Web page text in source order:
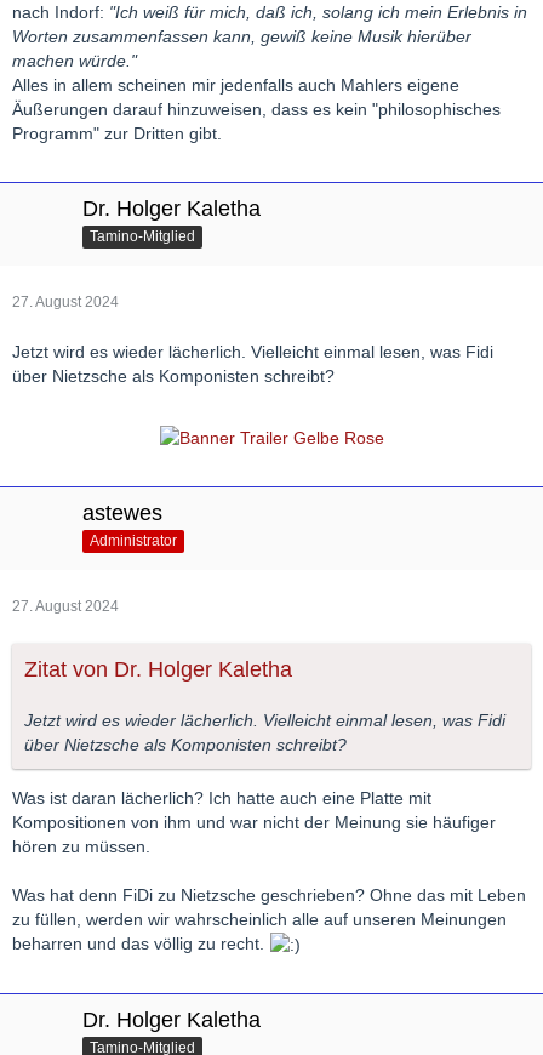
nach Indorf: "Ich weiß für mich, daß ich, solang ich mein Erlebnis in
Worten zusammenfassen kann, gewiß keine Musik hierüber
machen würde."
Alles in allem scheinen mir jedenfalls auch Mahlers eigene
Äußerungen darauf hinzuweisen, dass es kein "philosophisches
Programm" zur Dritten gibt.
Dr. Holger Kaletha
Tamino-Mitglied
27. August 2024
Jetzt wird es wieder lächerlich. Vielleicht einmal lesen, was Fidi
über Nietzsche als Komponisten schreibt?
astewes
Administrator
27. August 2024
Zitat von Dr. Holger Kaletha
Jetzt wird es wieder lächerlich. Vielleicht einmal lesen, was Fidi
über Nietzsche als Komponisten schreibt?
Was ist daran lächerlich? Ich hatte auch eine Platte mit
Kompositionen von ihm und war nicht der Meinung sie häufiger
hören zu müssen.
Was hat denn FiDi zu Nietzsche geschrieben? Ohne das mit Leben
zu füllen, werden wir wahrscheinlich alle auf unseren Meinungen
beharren und das völlig zu recht.
Dr. Holger Kaletha
Tamino-Mitglied